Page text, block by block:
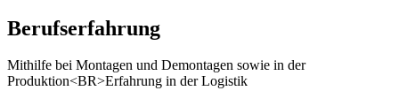
Berufserfahrung
Mithilfe bei Montagen und Demontagen sowie in der
Produktion<BR>Erfahrung in der Logistik